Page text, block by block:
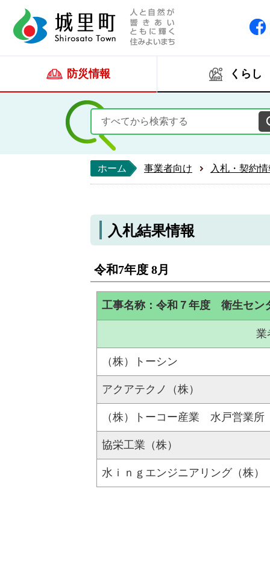
防災情報 くらし
ホーム 事業者向け 入札・契約
入札結果情報
令和7年度 8月
工事名称：令和７年度 衛生セン
業
（株）トーシン
アクアテクノ（株）
（株）トーコー産業 水戸営業所
協栄工業（株）
水ｉｎｇエンジニアリング（株